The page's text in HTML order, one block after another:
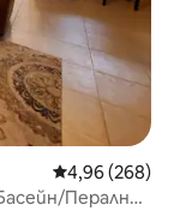
Средна
4,96 (268)
Пералня/